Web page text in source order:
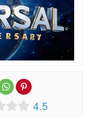
4.5